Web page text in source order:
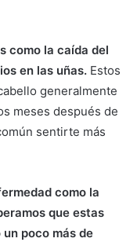
como la caída del
en las uñas. Estos
generalmente
meses después de
sentirte más
como la
que estas
poco más de